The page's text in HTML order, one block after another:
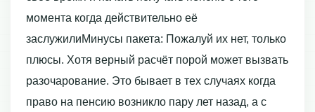
момента когда действительно её
заслужилиМинусы пакета: Пожалуй их нет, только
плюсы. Хотя верный расчёт порой может вызвать
разочарование. Это бывает в тех случаях когда
право на пенсию возникло пару лет назад, а с